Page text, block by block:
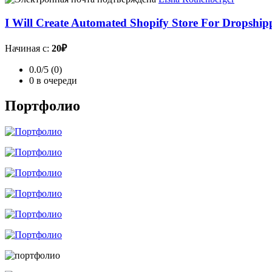
I Will Create Automated Shopify Store For
Начиная с: 20₽
0.0/5 (0)
0 в очереди
Портфолио